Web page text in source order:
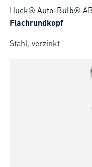
Huck® Auto-Bulb®
Flachrundkopf
Stahl, verzinkt